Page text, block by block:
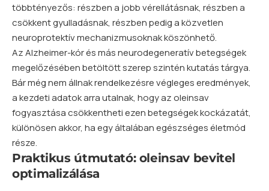
többtényezős: részben a jobb vérellátásnak, részben a
csökkent gyulladásnak, részben pedig a közvetlen
neuroprotektív mechanizmusoknak köszönhető.
Az Alzheimer-kór és más neurodegeneratív betegségek
megelőzésében betöltött szerep szintén kutatás tárgya.
Bár még nem állnak rendelkezésre végleges eredmények,
a kezdeti adatok arra utalnak, hogy az oleinsav
fogyasztása csökkentheti ezen betegségek kockázatát,
különösen akkor, ha egy általában egészséges életmód
része.
Praktikus útmutató: oleinsav bevitel
optimalizálása